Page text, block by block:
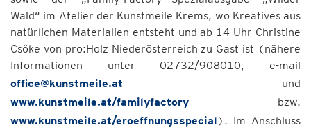
Wald“ im Atelier der Kunstmeile Krems, wo Kreatives aus
natürlichen Materialien entsteht und ab 14 Uhr Christine
Csöke von pro:Holz Niederösterreich zu Gast ist (nähere
Informationen unter 02732/908010, e-mail
office@kunstmeile.at und
www.kunstmeile.at/familyfactory bzw.
www.kunstmeile.at/eroeffnungsspecial). Im Anschluss